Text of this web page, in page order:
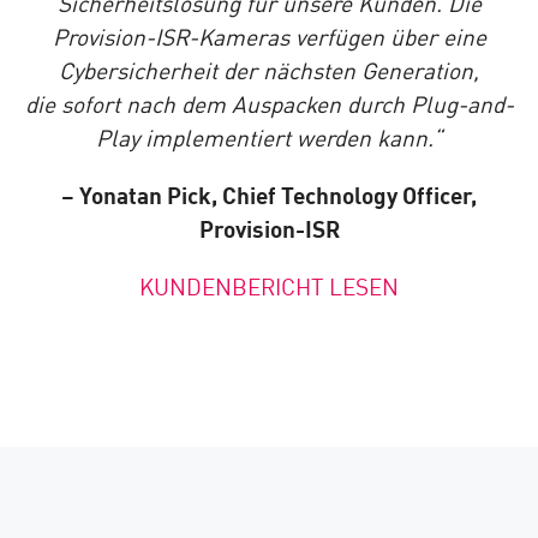
Provision-ISR-Kameras verfügen über eine
Cybersicherheit der nächsten Generation,
die sofort nach dem Auspacken durch Plug-and-
Play implementiert werden kann.“
– Yonatan Pick, Chief Technology Officer,
Provision-ISR
KUNDENBERICHT LESEN